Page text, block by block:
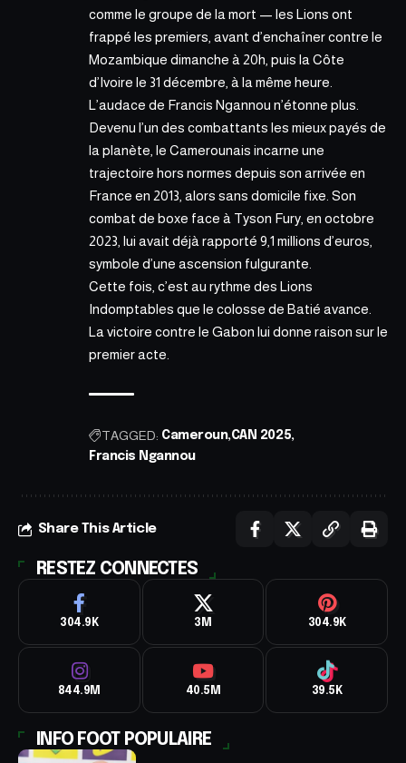
comme le groupe de la mort — les Lions ont
frappé les premiers, avant d’enchaîner contre le
Mozambique dimanche à 20h, puis la Côte
d’Ivoire le 31 décembre, à la même heure.
L’audace de Francis Ngannou n’étonne plus.
Devenu l’un des combattants les mieux payés de
la planète, le Camerounais incarne une
trajectoire hors normes depuis son arrivée en
France en 2013, alors sans domicile fixe. Son
combat de boxe face à Tyson Fury, en octobre
2023, lui avait déjà rapporté 9,1 millions d’euros,
symbole d’une ascension fulgurante.
Cette fois, c’est au rythme des Lions
Indomptables que le colosse de Batié avance.
La victoire contre le Gabon lui donne raison sur le
premier acte.
TAGGED: Cameroun CAN 2025
Francis Ngannou
Share This Article
RESTEZ CONNECTES
304.9K 3M 304.9K
844.9M 40.5M 39.5K
INFO FOOT POPULAIRE